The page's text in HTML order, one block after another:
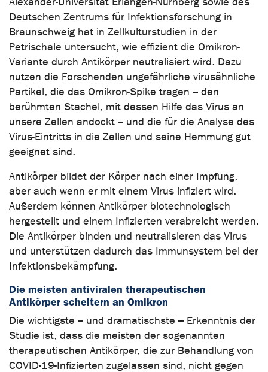
Deutschen Zentrums für Infektionsforschung in
Braunschweig hat in Zellkulturstudien in der
Petrischale untersucht, wie effizient die Omikron-
Variante durch Antikörper neutralisiert wird. Dazu
nutzen die Forschenden ungefährliche virusähnliche
Partikel, die das Omikron-Spike tragen – den
berühmten Stachel, mit dessen Hilfe das Virus an
unsere Zellen andockt – und die für die Analyse des
Virus-Eintritts in die Zellen und seine Hemmung gut
geeignet sind.
Antikörper bildet der Körper nach einer Impfung,
aber auch wenn er mit einem Virus infiziert wird.
Außerdem können Antikörper biotechnologisch
hergestellt und einem Infizierten verabreicht werden.
Die Antikörper binden und neutralisieren das Virus
und unterstützen dadurch das Immunsystem bei der
Infektionsbekämpfung.
Die meisten antiviralen therapeutischen
Antikörper scheitern an Omikron
Die wichtigste – und dramatischste – Erkenntnis der
Studie ist, dass die meisten der sogenannten
therapeutischen Antikörper, die zur Behandlung von
COVID-19-Infizierten zugelassen sind, nicht gegen